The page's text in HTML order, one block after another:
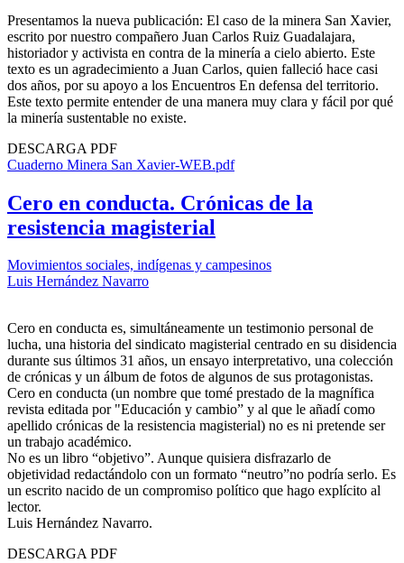
Presentamos la nueva publicación: El caso de la minera San Xavier,
escrito por nuestro compañero Juan Carlos Ruiz Guadalajara,
historiador y activista en contra de la minería a cielo abierto. Este
texto es un agradecimiento a Juan Carlos, quien falleció hace casi
dos años, por su apoyo a los Encuentros En defensa del territorio.
Este texto permite entender de una manera muy clara y fácil por qué
la minería sustentable no existe.
DESCARGA PDF
Cuaderno Minera San Xavier-WEB.pdf
Cero en conducta. Crónicas de la
resistencia magisterial
Movimientos sociales, indígenas y campesinos
Luis Hernández Navarro
Cero en conducta es, simultáneamente un testimonio personal de
lucha, una historia del sindicato magisterial centrado en su disidencia
durante sus últimos 31 años, un ensayo interpretativo, una colección
de crónicas y un álbum de fotos de algunos de sus protagonistas.
Cero en conducta (un nombre que tomé prestado de la magnífica
revista editada por "Educación y cambio” y al que le añadí como
apellido crónicas de la resistencia magisterial) no es ni pretende ser
un trabajo académico.
No es un libro “objetivo”. Aunque quisiera disfrazarlo de
objetividad redactándolo con un formato “neutro”no podría serlo. Es
un escrito nacido de un compromiso político que hago explícito al
lector.
Luis Hernández Navarro.
DESCARGA PDF